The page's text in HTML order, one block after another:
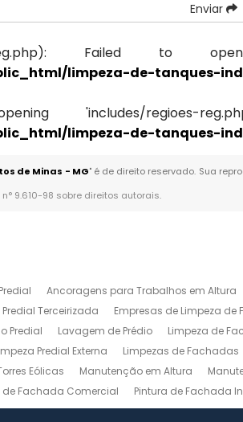
Enviar
reg.php):
limpeza-de-tanques-
'includes/regioes-
limpeza-de-tanques-
de Minas - MG" é de direito reservado. Sua
n° 9.610-98 sobre direitos autorais.
Ancoragens para Trabalhos em Altura
Terceirizada Empresas de Limpeza de
Predial Lavagem de Prédio Limpeza de
Predial Externa Limpezas de Fachadas
Eólicas Manutenção em Altura
de Fachada Comercial Pintura de Fachada
NR 35 Relatório de Inspeção Predial